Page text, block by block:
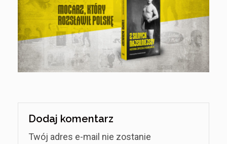
Dodaj komentarz
Twój adres e-mail nie zostanie